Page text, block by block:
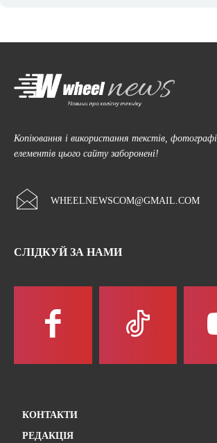
Копіювання і використання текстів,
елементів цього сайту заборонені!
WHEELNEWSCOM@GMAIL.COM
СЛІДКУЙ ЗА НАМИ
КОНТАКТИ
РЕДАКЦІЯ